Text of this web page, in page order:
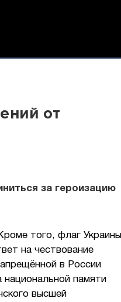
от
за героизацию
того, флаг Украины
на чествование
в России
национальной памяти
высшей